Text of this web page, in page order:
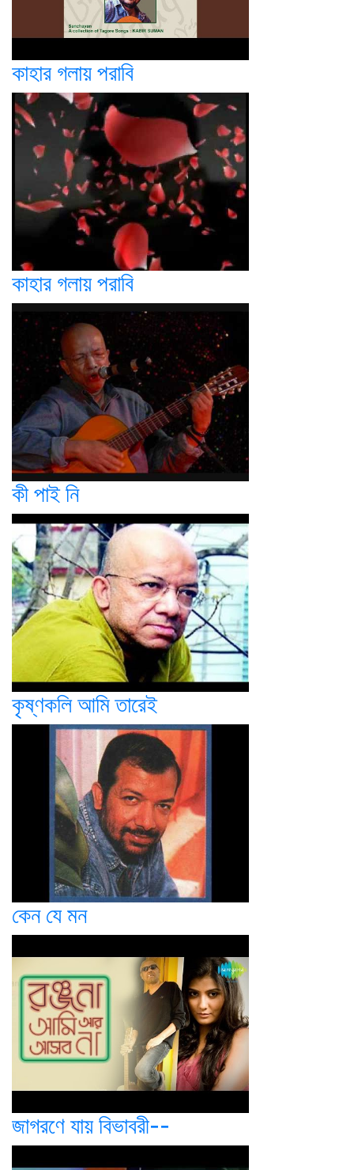
কাহার গলায় পরাবি
কাহার গলায় পরাবি
কী পাই নি
কৃষ্ণকলি আমি তারেই
কেন যে মন
জাগরণে যায় বিভাবরী--